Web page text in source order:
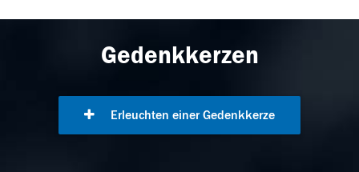
Gedenkkerzen
Erleuchten einer Gedenkkerze